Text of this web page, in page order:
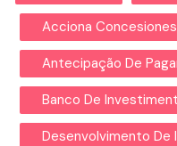
Acciona Concesiones
Antecipação De
Banco De
Desenvolvimento De